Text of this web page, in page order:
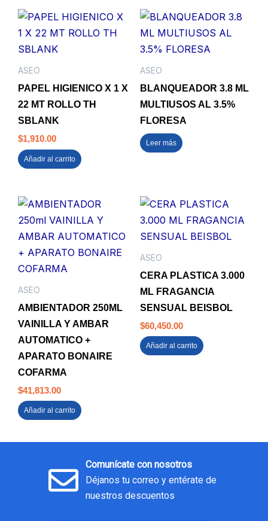
ASEO
PAPEL HIGIENICO X 1 X
22 MT ROLLO TH
SBLANK
$1,910.00
Añadir al carrito
ASEO
BLANQUEADOR 3.8 ML
MULTIUSOS AL 3.5%
FLORESA
Leer más
ASEO
AMBIENTADOR 250ML
VAINILLA Y AMBAR
AUTOMATICO +
APARATO BONAIRE
COFARMA
$41,813.00
Añadir al carrito
ASEO
CERA PLASTICA 3.000
ML FRAGANCIA
SENSUAL BEISBOL
$60,450.00
Añadir al carrito
Comunícate con nosotros
Déjanos tu correo y entérate de
nuestros descuentos